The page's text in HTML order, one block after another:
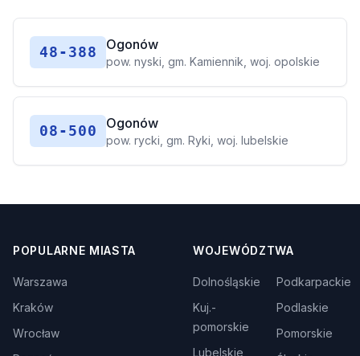
48-388 Ogonów
pow. nyski, gm. Kamiennik, woj. opolskie
08-500 Ogonów
pow. rycki, gm. Ryki, woj. lubelskie
POPULARNE MIASTA
Warszawa
Kraków
Wrocław
WOJEWÓDZTWA
Dolnośląskie
Kuj.-
pomorskie
Lubelskie
Podkarpackie
Podlaskie
Pomorskie